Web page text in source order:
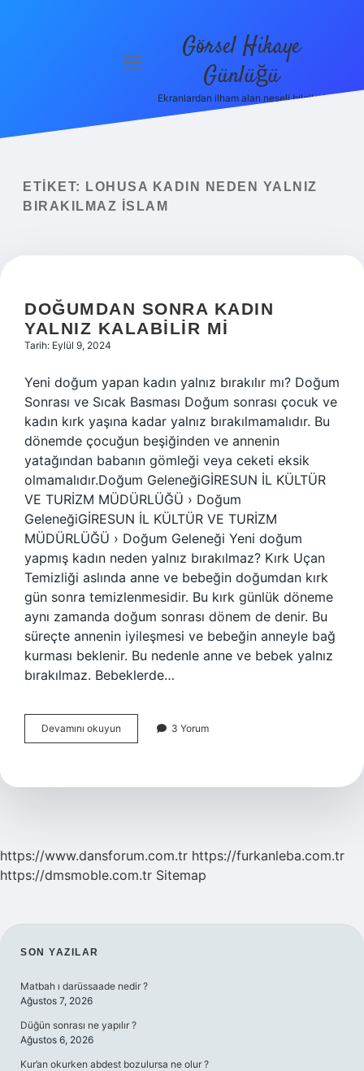
Yasal Uyarı
menüyü
Görsel Hikaye
Günlüğü
Ekranlardan ilham alan neşeli bilgiler!
ETIKET:
LOHUSA KADIN NEDEN YALNIZ
BIRAKILMAZ ISLAM
DOĞUMDAN SONRA KADIN
YALNIZ KALABILIR MI
Tarih: Eylül 9, 2024
Yeni doğum yapan kadın yalnız bırakılır mı? Doğum
Sonrası ve Sıcak Basması Doğum sonrası çocuk ve
kadın kırk yaşına kadar yalnız bırakılmamalıdır. Bu
dönemde çocuğun beşiğinden ve annenin
yatağından babanın gömleği veya ceketi eksik
olmamalıdır.Doğum GeleneğiGİRESUN İL KÜLTÜR
VE TURİZM MÜDÜRLÜĞÜ › Doğum
GeleneğiGİRESUN İL KÜLTÜR VE TURİZM
MÜDÜRLÜĞÜ › Doğum Geleneği Yeni doğum
yapmış kadın neden yalnız bırakılmaz? Kırk Uçan
Temizliği aslında anne ve bebeğin doğumdan kırk
gün sonra temizlenmesidir. Bu kırk günlük döneme
aynı zamanda doğum sonrası dönem de denir. Bu
süreçte annenin iyileşmesi ve bebeğin anneyle bağ
kurması beklenir. Bu nedenle anne ve bebek yalnız
bırakılmaz. Bebeklerde…
Devamını okuyun Doğumdan
Sonra
Kalabilir
3 Yorum
https://www.dansforum.com.tr https://furkanleba.com.tr
https://dmsmoble.com.tr Sitemap
SIDEBAR
SON YAZILAR
Matbah ı darüssaade nedir ?
Ağustos 7, 2026
Düğün sonrası ne yapılır ?
Ağustos 6, 2026
Kur’an okurken abdest bozulursa ne olur ?